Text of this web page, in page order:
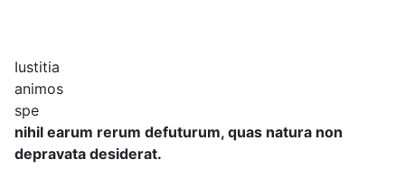
Iustitia
animos
spe
nihil earum rerum defuturum, quas natura non
depravata desiderat.